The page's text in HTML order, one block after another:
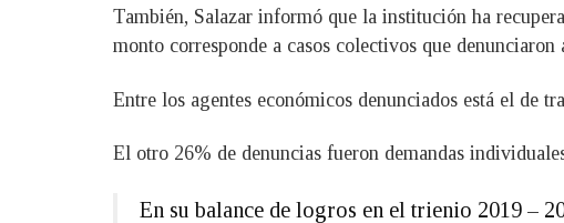
También, Salazar informó que la institución ha
monto corresponde a casos colectivos que
Entre los agentes económicos denunciados está el de
El otro 26% de denuncias fueron demandas
En su balance de logros en el trienio 2019 –